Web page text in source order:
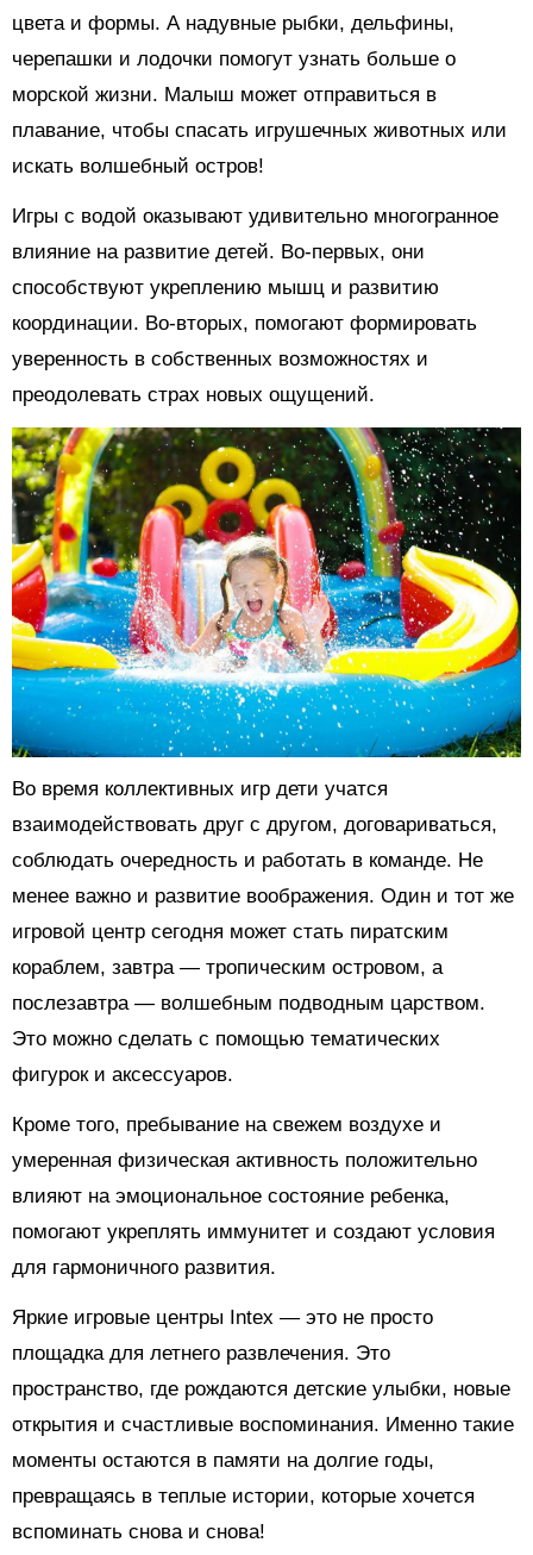
цвета и формы. А надувные рыбки, дельфины,
черепашки и лодочки помогут узнать больше о
морской жизни. Малыш может отправиться в
плавание, чтобы спасать игрушечных животных или
искать волшебный остров!
Игры с водой оказывают удивительно многогранное
влияние на развитие детей. Во-первых, они
способствуют укреплению мышц и развитию
координации. Во-вторых, помогают формировать
уверенность в собственных возможностях и
преодолевать страх новых ощущений.
Во время коллективных игр дети учатся
взаимодействовать друг с другом, договариваться,
соблюдать очередность и работать в команде. Не
менее важно и развитие воображения. Один и тот же
игровой центр сегодня может стать пиратским
кораблем, завтра — тропическим островом, а
послезавтра — волшебным подводным царством.
Это можно сделать с помощью тематических
фигурок и аксессуаров.
Кроме того, пребывание на свежем воздухе и
умеренная физическая активность положительно
влияют на эмоциональное состояние ребенка,
помогают укреплять иммунитет и создают условия
для гармоничного развития.
Яркие игровые центры Intex — это не просто
площадка для летнего развлечения. Это
пространство, где рождаются детские улыбки, новые
открытия и счастливые воспоминания. Именно такие
моменты остаются в памяти на долгие годы,
превращаясь в теплые истории, которые хочется
вспоминать снова и снова!